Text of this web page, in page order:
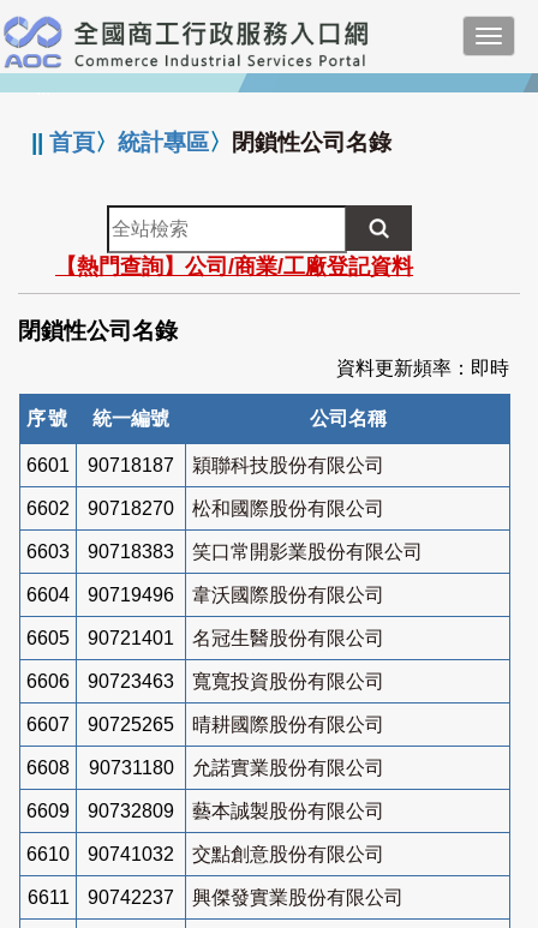
跳
到
主
要
:::
||首頁〉統計專區〉 閉鎖性公司名錄
全
站
檢
索
【熱門查詢】公司/商業/工廠登記資料
閉鎖性公司名錄
資料更新頻率：即時
序號 統一編號 公司名稱
6601 90718187 穎聯科技股份有限公司
6602 90718270 松和國際股份有限公司
6603 90718383 笑口常開影業股份有限公司
6604 90719496 韋沃國際股份有限公司
6605 90721401 名冠生醫股份有限公司
6606 90723463 寬寬投資股份有限公司
6607 90725265 晴耕國際股份有限公司
6608 90731180 允諾實業股份有限公司
6609 90732809 藝本誠製股份有限公司
6610 90741032 交點創意股份有限公司
6611 90742237 興傑發實業股份有限公司